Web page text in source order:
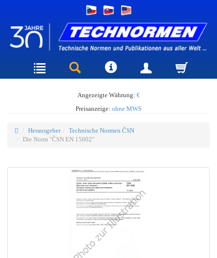
Angezeigte Währung: €
Preisanzeige: ohne MWS
Herausgeber
Technische Normen ČSN
Die Norm "ČSN EN 15602"